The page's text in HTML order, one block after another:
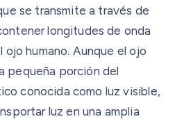
se transmite a través de
longitudes de onda
humano. Aunque el ojo
pequeña porción del
conocida como luz visible,
luz en una amplia